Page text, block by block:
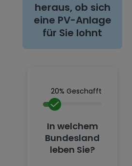
heraus, ob sich
eine PV-Anlage
für Sie lohnt
20% Geschafft
In welchem
Bundesland
leben Sie?